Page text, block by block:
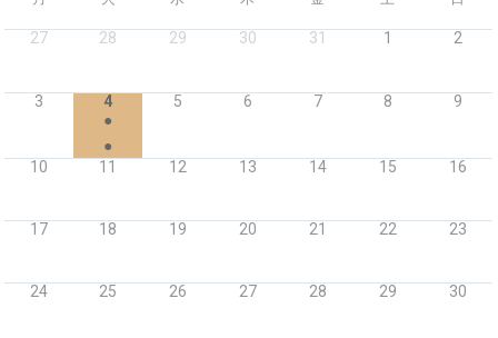
27 28 29 30 31 1 2
3 4 5 6 7 8 9
●
●
10 11 12 13 14 15 16
17 18 19 20 21 22 23
24 25 26 27 28 29 30